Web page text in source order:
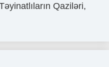
Qaziləri,